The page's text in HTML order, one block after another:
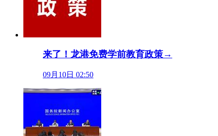
来了！龙港免费学前教育政策→
09月10日 02:50